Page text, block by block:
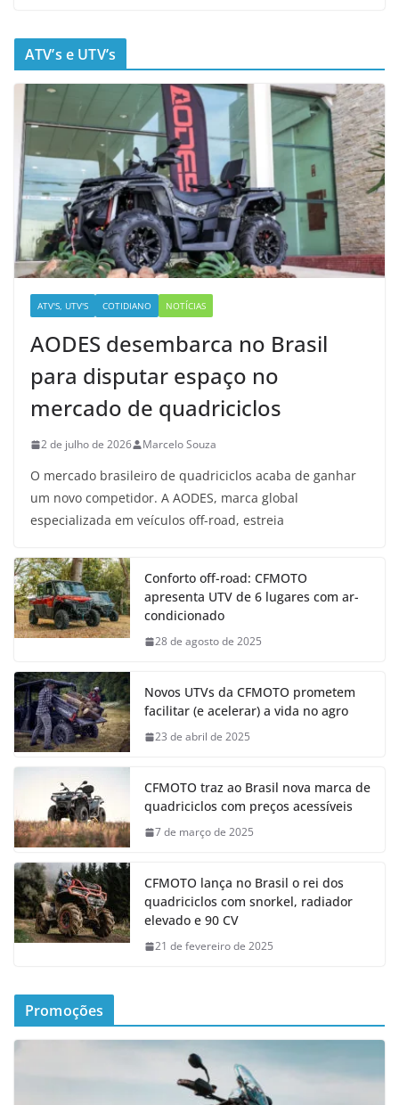
ATV’s e UTV’s
ATV'S, UTV'S COTIDIANO NOTÍCIAS
AODES desembarca no Brasil
para disputar espaço no
mercado de quadriciclos
2 de julho de 2026 Marcelo Souza
O mercado brasileiro de quadriciclos acaba de ganhar
um novo competidor. A AODES, marca global
especializada em veículos off-road, estreia
Conforto off-road: CFMOTO
apresenta UTV de 6 lugares com ar-
condicionado
28 de agosto de 2025
Novos UTVs da CFMOTO prometem
facilitar (e acelerar) a vida no agro
23 de abril de 2025
CFMOTO traz ao Brasil nova marca de
quadriciclos com preços acessíveis
7 de março de 2025
CFMOTO lança no Brasil o rei dos
quadriciclos com snorkel, radiador
elevado e 90 CV
21 de fevereiro de 2025
Promoções